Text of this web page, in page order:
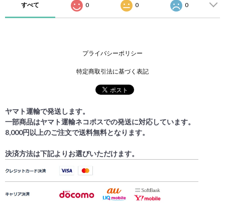
すべて 0 0 0
プライバシーポリシー
特定商取引法に基づく表記
ヤマト運輸で発送します。
一部商品はヤマト運輸ネコポスでの発送に対応しています。
8,000円以上のご注文で送料無料となります。
決済方法は下記よりお選びいただけます。